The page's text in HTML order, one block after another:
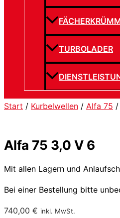
TURBOLADER
Start / Kurbelwellen / Alfa 75 /
Alfa 75 3,0 V 6
Mit allen Lagern und
Bei einer Bestellung bitte
740,00 € inkl. MwSt.